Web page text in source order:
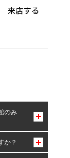
のみ
か？